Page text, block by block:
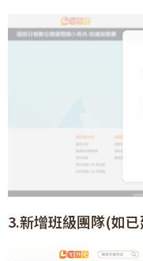
3.新增班級團隊(如